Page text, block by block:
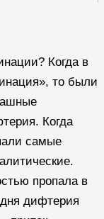
Когда в
то были
Когда
самые
пропала в
дифтерия